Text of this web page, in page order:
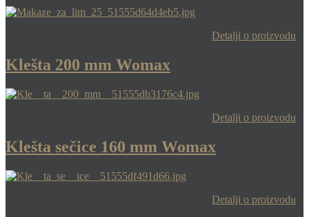
Detalji o proizvodu
Klešta 200 mm Womax
Detalji o proizvodu
Klešta sečice 160 mm Womax
Detalji o proizvodu